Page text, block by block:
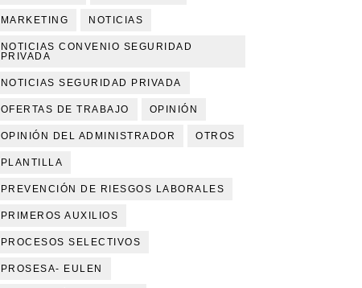
MARKETING NOTICIAS
NOTICIAS CONVENIO SEGURIDAD
PRIVADA
NOTICIAS SEGURIDAD PRIVADA
OFERTAS DE TRABAJO OPINIÓN
OPINIÓN DEL ADMINISTRADOR OTROS
PLANTILLA
PREVENCIÓN DE RIESGOS LABORALES
PRIMEROS AUXILIOS
PROCESOS SELECTIVOS
PROSESA- EULEN